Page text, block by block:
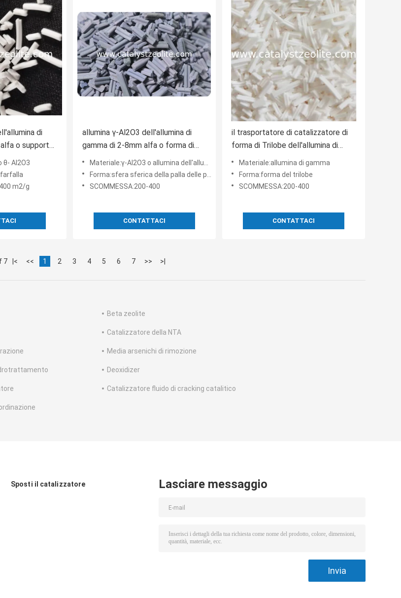
di
o supporto
di
θ- Al2O3
θ- Al2O3
farfalla
m2/g
allumina γ-Al2O3 dell'allumina di
gamma di 2-8mm alfa o forma di
cristallo delle particelle del θ-
Al2O3 dell'allumina di sostegno
sferico del catalizzatore
Materiale:γ-Al2O3 o allumina dell'allumina di gamma del θ- Al2O3 alfa
Forma:sfera sferica della palla delle particelle
SCOMMESSA:200-400
CONTATTACI
il trasportatore di catalizzatore di
forma di Trilobe dell'allumina di
gamma di 1.6-6mm sostiene la
forma di cristallo
Materiale:allumina di gamma
Forma:forma del trilobe
SCOMMESSA:200-400
CONTATTACI
7 |< << 1 2 3 4 5 6 7 >> >|
Beta zeolite
Catalizzatore della NTA
Media arsenichi di rimozione
Deoxidizer
Catalizzatore fluido di cracking catalitico
Sposti il catalizzatore Lasciare messaggio